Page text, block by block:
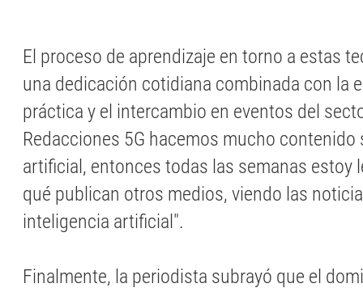
El proceso de aprendizaje en torno a estas
una dedicación cotidiana combinada con la
práctica y el intercambio en eventos del
Redacciones 5G hacemos mucho
artificial, entonces todas las semanas estoy
qué publican otros medios, viendo las
inteligencia artificial".
Finalmente, la periodista subrayó que el